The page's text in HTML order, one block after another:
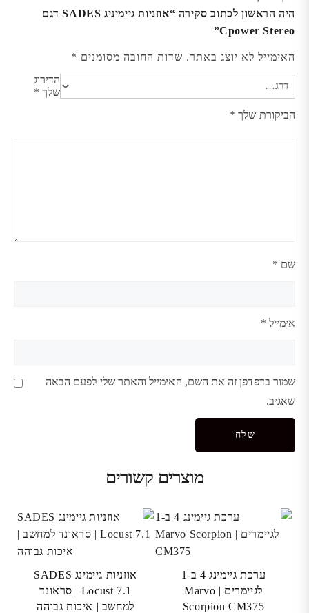
היה הראשון לכתוב סקירה “אוזניות גיימיניג SADES דגם
Cpower Stereo”
האימייל לא יוצג באתר. שדות החובה מסומנים *
הדירוג
שלך *
הביקורת שלך *
שם *
אימייל *
שמור בדפדפן זה את השם, האימייל והאתר שלי לפעם הבאה
שאגיב.
מוצרים קשורים
ערכת גיימינג 4 ב-1
לגיימרים | Marvo
Scorpion CM375
אוזניות גיימינג SADES
Locust 7.1 | סראונד
למחשב | איכות גבוהה